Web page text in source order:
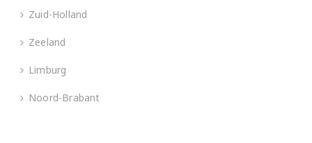
Zuid-Holland
Zeeland
Limburg
Noord-Brabant